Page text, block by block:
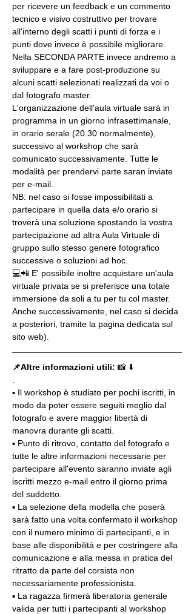
per ricevere un feedback e un commento
tecnico e visivo costruttivo per trovare
all'interno degli scatti i punti di forza e i
punti dove invece è possibile migliorare.
Nella SECONDA PARTE invece andremo a
sviluppare e a fare post-produzione su
alcuni scatti selezionati realizzati da voi o
dal fotografo master.
L'organizzazione dell'aula virtuale sarà in
programma in un giorno infrasettimanale,
in orario serale (20.30 normalmente),
successivo al workshop che sarà
comunicato successivamente. Tutte le
modalità per prendervi parte saran inviate
per e-mail.
NB: nel caso si fosse impossibilitati a
partecipare in quella data e/o orario si
troverà una soluzione spostando la vostra
partecipazione ad altra Aula Virtuale di
gruppo sullo stesso genere fotografico
successive o soluzioni ad hoc.
💻📲 E' possibile inoltre acquistare un'aula
virtuale privata se si preferisce una totale
immersione da soli a tu per tu col master.
Anche successivamente, nel caso si decida
a posteriori, tramite la pagina dedicata sul
sito web).
📌Altre informazioni utili: 📸 ⬇️
▪️ Il workshop è studiato per pochi iscritti, in
modo da poter essere seguiti meglio dal
fotografo e avere maggior libertà di
manovra durante gli scatti.
▪️ Punto di ritrovo, contatto del fotografo e
tutte le altre informazioni necessarie per
partecipare all'evento saranno inviate agli
iscritti mezzo e-mail entro il giorno prima
del suddetto.
▪️ La selezione della modella che poserà
sarà fatto una volta confermato il workshop
con il numero minimo di partecipanti, e in
base alle disponibilità e per costringere alla
comunicazione e alla messa in pratica del
ritratto da parte del corsista non
necessariamente professionista.
▪️ La ragazza firmerà liberatoria generale
valida per tutti i partecipanti al workshop